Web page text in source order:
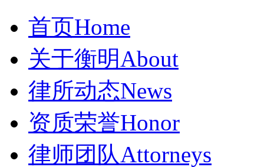
首页Home
关于衡明About
律所动态News
资质荣誉Honor
律师团队Attorneys